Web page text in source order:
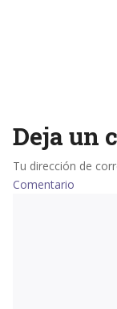
Deja un
Tu dirección de
Comentario